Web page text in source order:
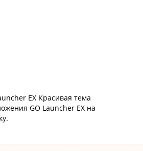
EX Красивая тема
GO Launcher EX на